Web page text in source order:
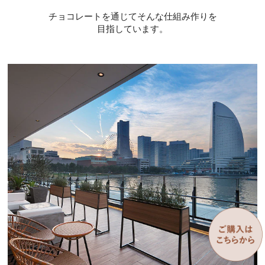
チョコレートを通じてそんな仕組み作りを
目指しています。